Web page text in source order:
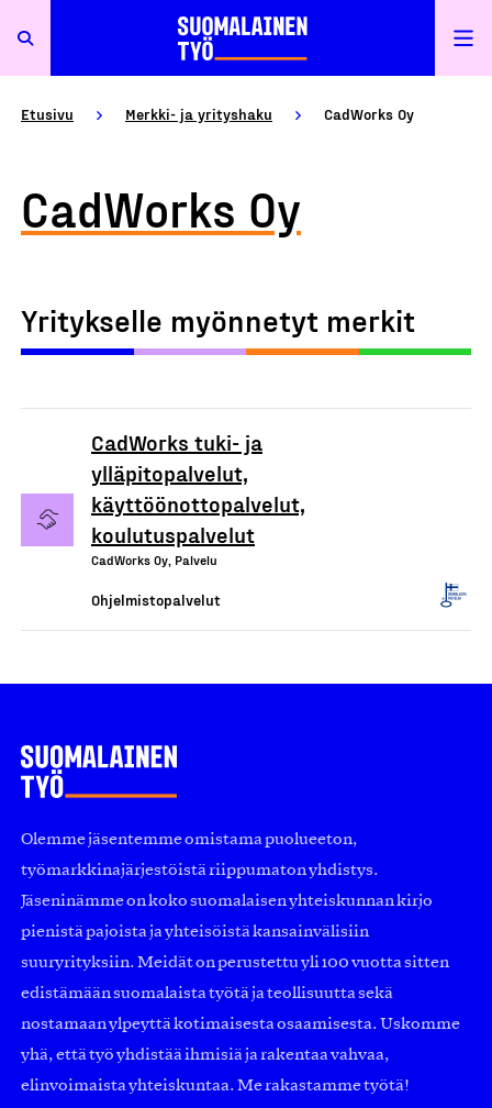
Etusivu Merkki- ja yrityshaku CadWorks Oy
CadWorks Oy
Yritykselle myönnetyt merkit
CadWorks tuki- ja
ylläpitopalvelut,
käyttöönottopalvelut,
koulutuspalvelut
CadWorks Oy, Palvelu
Ohjelmistopalvelut
Olemme jäsentemme omistama puolueeton,
työmarkkinajärjestöistä riippumaton yhdistys.
Jäseninämme on koko suomalaisen yhteiskunnan kirjo
pienistä pajoista ja yhteisöistä kansainvälisiin
suuryrityksiin. Meidät on perustettu yli 100 vuotta sitten
edistämään suomalaista työtä ja teollisuutta sekä
nostamaan ylpeyttä kotimaisesta osaamisesta. Uskomme
yhä, että työ yhdistää ihmisiä ja rakentaa vahvaa,
elinvoimaista yhteiskuntaa. Me rakastamme työtä!